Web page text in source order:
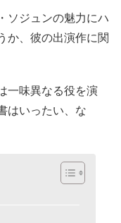
ソジュンの魅力にハ
か、彼の出演作に関
一味異なる役を演
はいったい、な